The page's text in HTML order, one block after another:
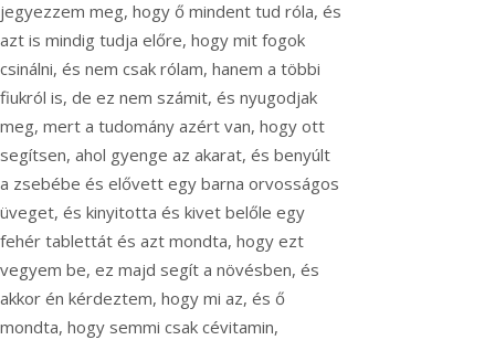
jegyezzem meg, hogy ő mindent tud róla, és
azt is mindig tudja előre, hogy mit fogok
csinálni, és nem csak rólam, hanem a többi
fiukról is, de ez nem számit, és nyugodjak
meg, mert a tudomány azért van, hogy ott
segítsen, ahol gyenge az akarat, és benyúlt
a zsebébe és elővett egy barna orvosságos
üveget, és kinyitotta és kivet belőle egy
fehér tablettát és azt mondta, hogy ezt
vegyem be, ez majd segít a növésben, és
akkor én kérdeztem, hogy mi az, és ő
mondta, hogy semmi csak cévitamin,